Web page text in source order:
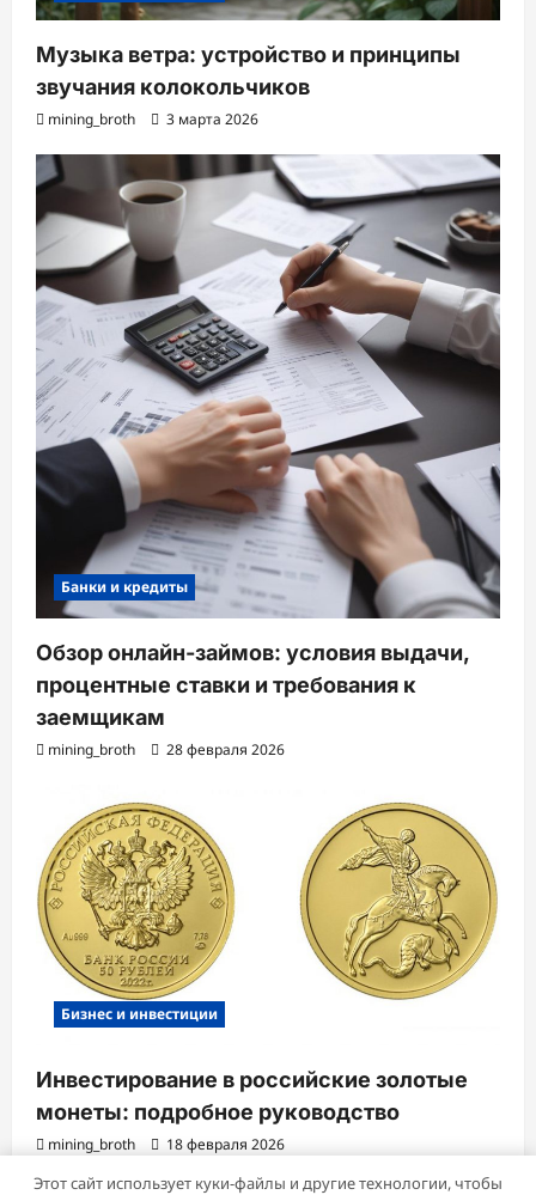
Музыка ветра: устройство и принципы
звучания колокольчиков
mining_broth 3 марта 2026
Банки и кредиты
Обзор онлайн-займов: условия выдачи,
процентные ставки и требования к
заемщикам
mining_broth 28 февраля 2026
Бизнес и инвестиции
Инвестирование в российские золотые
монеты: подробное руководство
mining_broth 18 февраля 2026
Этот сайт использует куки-файлы и другие технологии, чтобы